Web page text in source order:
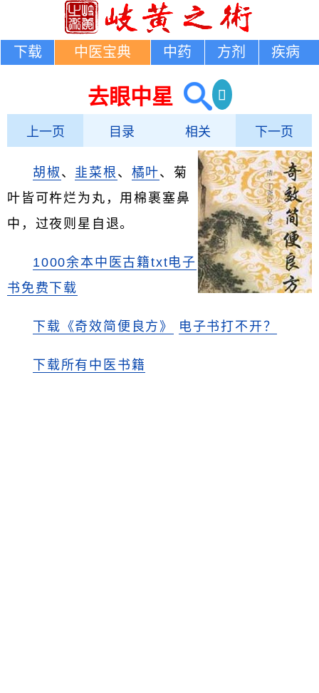
下载 中医宝典 中药 方剂 疾病
去眼中星
上一页 目录 相关 下一页
胡椒 、 韭菜根 、 橘叶、菊
叶皆可杵烂为丸，用棉裹塞鼻
中，过夜则星自退。
1000余本中医古籍txt电子
书免费下载
下载《奇效简便良方》 电子书打不开？
下载所有中医书籍